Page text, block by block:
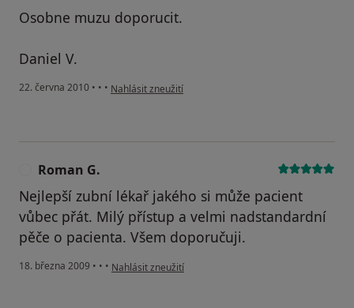
Osobne muzu doporucit.
Daniel V.
22. června 2010 • • • podle názoru uživatele Váš účet byl odstraněn
Nahlásit zneužití
Roman G.
Nejlepší zubní lékař jakého si může pacient
vůbec přát. Milý přístup a velmi nadstandardní
pěče o pacienta. Všem doporučuji.
18. března 2009 • • • podle názoru uživatele Roman G.
Nahlásit zneužití